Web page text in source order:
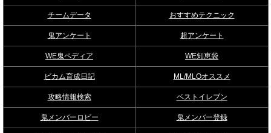
チームデータ おすすめテクニック
鬼アンケート 超アンケート
WE鬼ペディア WE知恵袋
ビカム育成日記 ML/MLOオススメ
攻略情報検索 ベストイレブン
鬼メンバーロビー 鬼メンバー登録